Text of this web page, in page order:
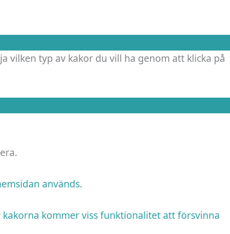
vilken typ av kakor du vill ha genom att klicka på
används.
kommer viss funktionalitet att försvinna